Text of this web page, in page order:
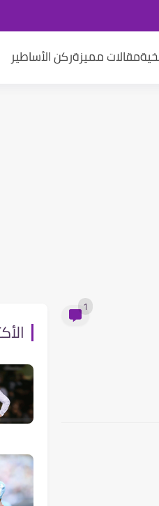
مقالات مميزةركن الأساطير
1